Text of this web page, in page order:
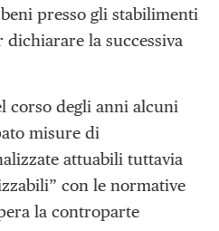
presso gli stabilimenti
dichiarare la successiva
corso degli anni alcuni
misure di
attuabili tuttavia
con le normative
la controparte